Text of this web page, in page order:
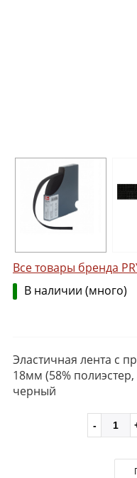
Все товары бренда
В наличии (много)
Эластичная лента с
18мм (58% полиэстер,
черный